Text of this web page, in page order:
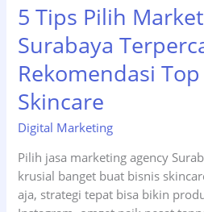
5 Tips Pilih
Surabaya
Rekomendasi
Skincare
Digital Marketing
Pilih jasa marketing agency
krusial banget buat bisnis
aja, strategi tepat bisa bikin